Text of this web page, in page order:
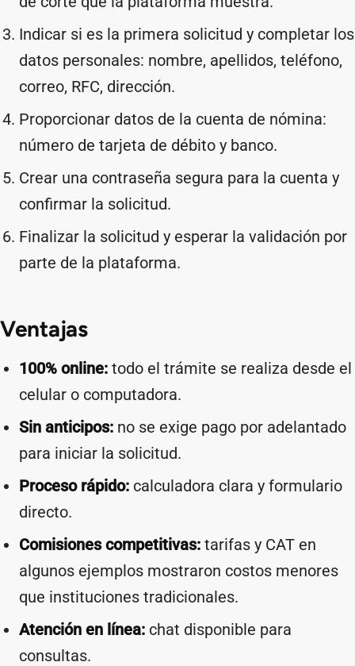
Indicar si es la primera solicitud y completar los
datos personales: nombre, apellidos, teléfono,
correo, RFC, dirección.
Proporcionar datos de la cuenta de nómina:
número de tarjeta de débito y banco.
Crear una contraseña segura para la cuenta y
confirmar la solicitud.
Finalizar la solicitud y esperar la validación por
parte de la plataforma.
Ventajas
100% online: todo el trámite se realiza desde el
celular o computadora.
Sin anticipos: no se exige pago por adelantado
para iniciar la solicitud.
Proceso rápido: calculadora clara y formulario
directo.
Comisiones competitivas: tarifas y CAT en
algunos ejemplos mostraron costos menores
que instituciones tradicionales.
Atención en línea: chat disponible para
consultas.